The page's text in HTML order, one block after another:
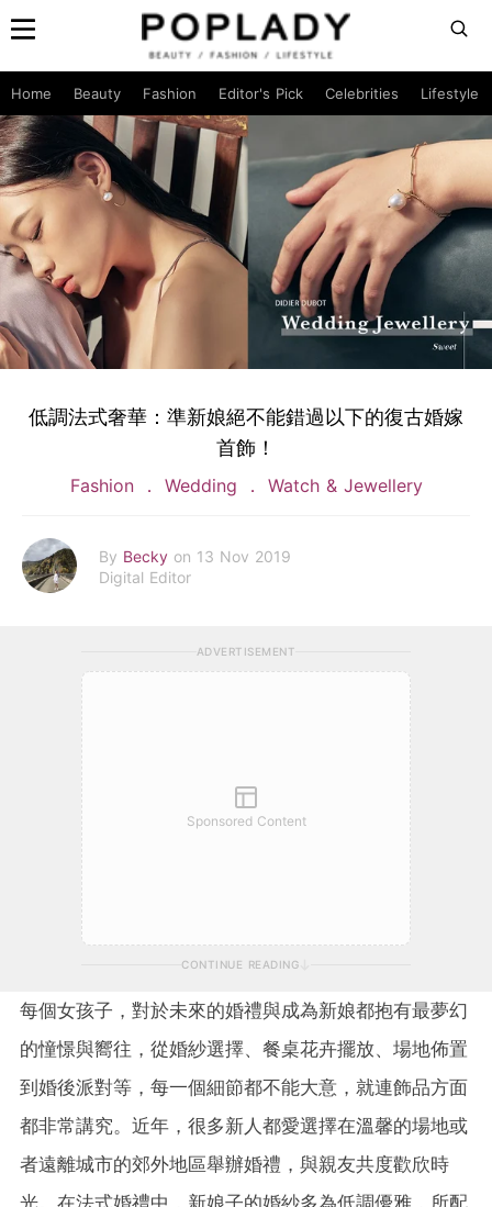
Home Beauty Fashion Editor's Pick Celebrities Lifestyle
低調法式奢華：準新娘絕不能錯過以下的復古婚嫁
首飾！
Fashion Wedding Watch & Jewellery
By Becky on 13 Nov 2019
Digital Editor
ADVERTISEMENT
Sponsored Content
CONTINUE READING
每個女孩子，對於未來的婚禮與成為新娘都抱有最夢幻
的憧憬與嚮往，從婚紗選擇、餐桌花卉擺放、場地佈置
到婚後派對等，每一個細節都不能大意，就連飾品方面
都非常講究。近年，很多新人都愛選擇在溫馨的場地或
者遠離城市的郊外地區舉辦婚禮，與親友共度歡欣時
光。在法式婚禮中，新娘子的婚紗多為低調優雅，所配